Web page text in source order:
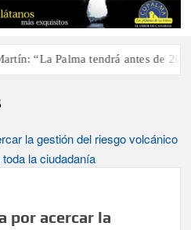
“La Palma tendrá antes de 2030
por acercar la